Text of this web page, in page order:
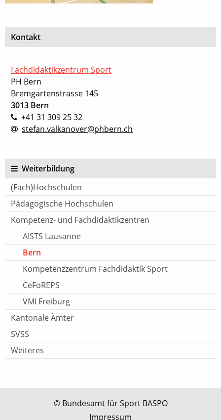
Weiterbildung
(Fach)Hochschulen
Pädagogische Hochschulen
Kompetenz- und Fachdidaktikzentren
AISTS Lausanne
Bern
Kompetenzzentrum Fachdidaktik Sport
CeFoREPS
VMI Freiburg
Kantonale Ämter
SVSS
Weiteres
Kontakt
Fachdidaktikzentrum Sport
PH Bern
Bremgartenstrasse 145
3013 Bern
+41 31 309 25 32
stefan.valkanover@phbern.ch
© Bundesamt für Sport BASPO
Impressum